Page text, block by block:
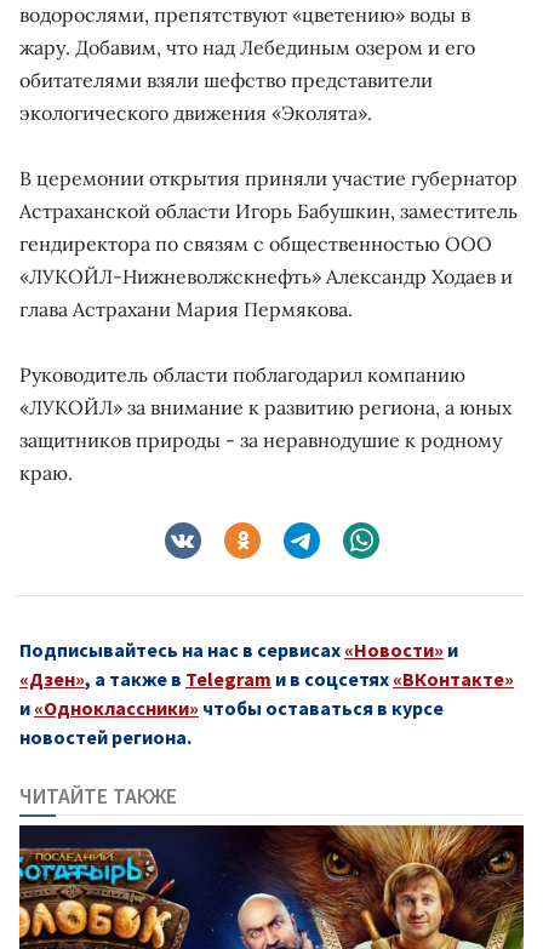
водорослями, препятствуют «цветению» воды в
жару. Добавим, что над Лебединым озером и его
обитателями взяли шефство представители
экологического движения «Эколята».
В церемонии открытия приняли участие губернатор
Астраханской области Игорь Бабушкин, заместитель
гендиректора по связям с общественностью ООО
«ЛУКОЙЛ-Нижневолжскнефть» Александр Ходаев и
глава Астрахани Мария Пермякова.
Руководитель области поблагодарил компанию
«ЛУКОЙЛ» за внимание к развитию региона, а юных
защитников природы - за неравнодушие к родному
краю.
Подписывайтесь на нас в сервисах «Новости» и
«Дзен», а также в Telegram и в соцсетях «ВКонтакте»
и «Одноклассники» чтобы оставаться в курсе
новостей региона.
ЧИТАЙТЕ ТАКЖЕ